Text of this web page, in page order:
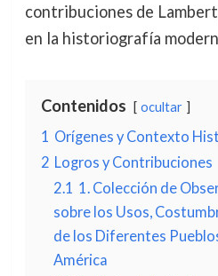
contribuciones de
en la historiografía
Contenidos ocultar
1 Orígenes y Contexto
2 Logros y Contribuciones
2.1 1. Colección de
sobre los Usos,
de los Diferentes
América